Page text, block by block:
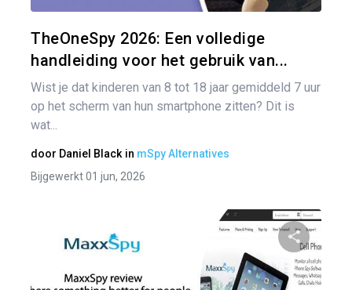
TheOneSpy 2026: Een volledige
handleiding voor het gebruik van...
Wist je dat kinderen van 8 tot 18 jaar gemiddeld 7 uur
op het scherm van hun smartphone zitten? Dit is
wat...
door Daniel Black in mSpy Alternatives
Bijgewerkt 01 jun, 2026